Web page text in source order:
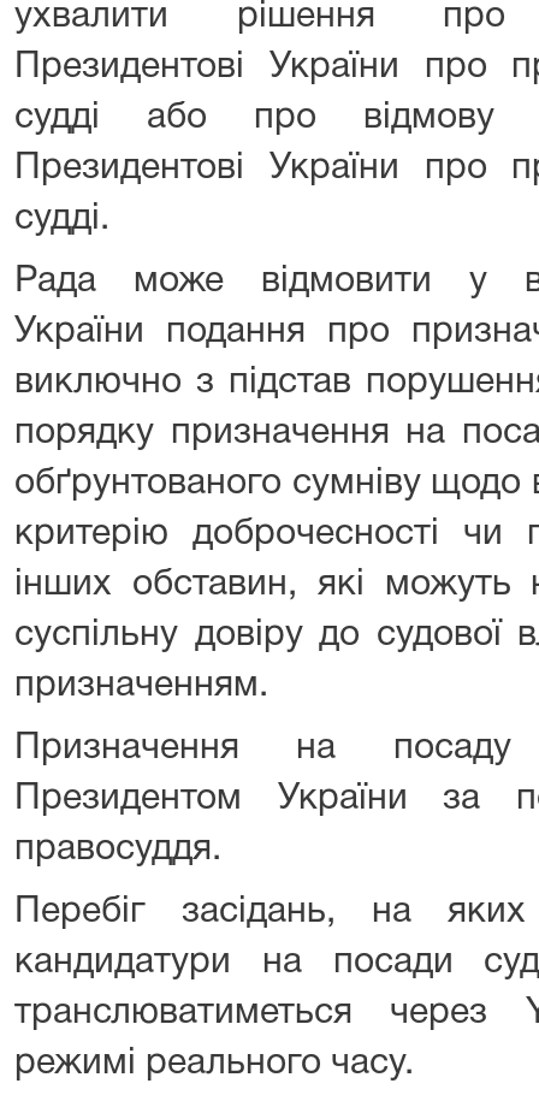
ухвалити рішення про
Президентові України про
судді або про відмову
Президентові України про
судді.
Рада може відмовити у
України подання про
виключно з підстав
порядку призначення на
обґрунтованого сумніву щодо
критерію доброчесності чи
інших обставин, які можуть
суспільну довіру до судової
призначенням.
Призначення на посаду
Президентом України за
правосуддя.
Перебіг засідань, на
кандидатури на посади
транслюватиметься
режимі реального часу.